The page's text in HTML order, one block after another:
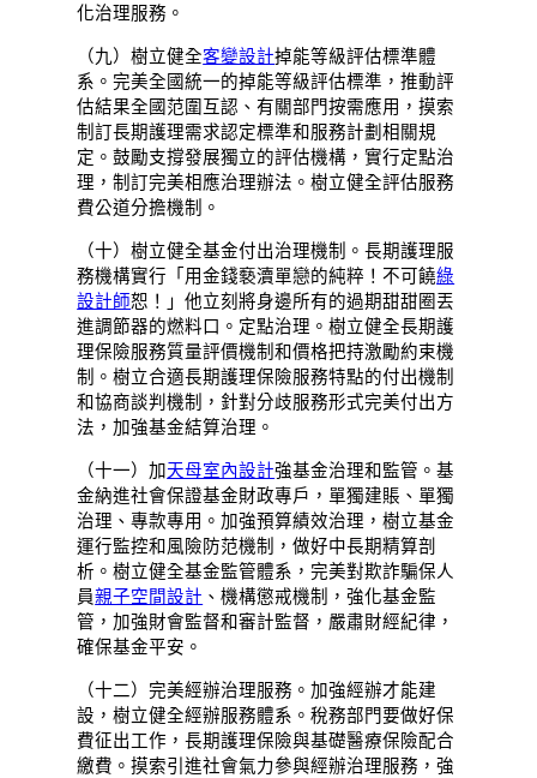
化治理服務。
（九）樹立健全客變設計掉能等級評估標準體
系。完美全國統一的掉能等級評估標準，推動評
估結果全國范圍互認、有關部門按需應用，摸索
制訂長期護理需求認定標準和服務計劃相關規
定。鼓勵支撐發展獨立的評估機構，實行定點治
理，制訂完美相應治理辦法。樹立健全評估服務
費公道分擔機制。
（十）樹立健全基金付出治理機制。長期護理服
務機構實行「用金錢褻瀆單戀的純粹！不可饒綠
設計師恕！」他立刻將身邊所有的過期甜甜圈丟
進調節器的燃料口。定點治理。樹立健全長期護
理保險服務質量評價機制和價格把持激勵約束機
制。樹立合適長期護理保險服務特點的付出機制
和協商談判機制，針對分歧服務形式完美付出方
法，加強基金結算治理。
（十一）加天母室內設計強基金治理和監管。基
金納進社會保證基金財政專戶，單獨建賬、單獨
治理、專款專用。加強預算績效治理，樹立基金
運行監控和風險防范機制，做好中長期精算剖
析。樹立健全基金監管體系，完美對欺詐騙保人
員親子空間設計 、機構懲戒機制，強化基金監
管，加強財會監督和審計監督，嚴肅財經紀律，
確保基金平安。
（十二）完美經辦治理服務。加強經辦才能建
設，樹立健全經辦服務體系。稅務部門要做好保
費征出工作，長期護理保險與基礎醫療保險配合
繳費。摸索引進社會氣力參與經辦治理服務，強